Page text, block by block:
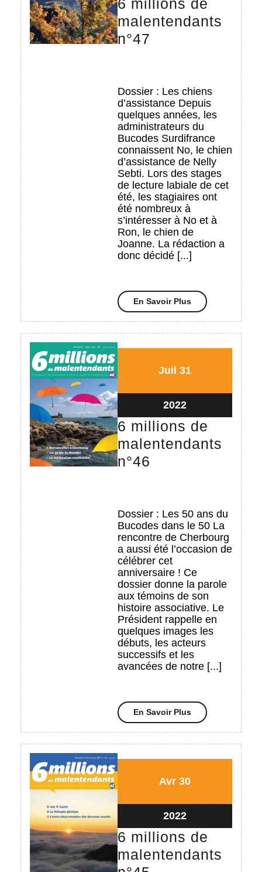
6 millions de
malentendants
n°47
malentendants
n°47
Dossier : Les chiens
d’assistance Depuis
quelques années, les
administrateurs du
Bucodes Surdifrance
connaissent No, le chien
d’assistance de Nelly
Sebti. Lors des stages
de lecture labiale de cet
été, les stagiaires ont
été nombreux à
s’intéresser à No et à
Ron, le chien de
Joanne. La rédaction a
donc décidé [...]
En Savoir PlusEn
Savoir
Juil 31/07/2022
3131/07/2022
202231/07/2022
6 millions de
malentendants
n°46
malentendants
n°46
Dossier : Les 50 ans du
Bucodes dans le 50 La
rencontre de Cherbourg
a aussi été l’occasion de
célébrer cet
anniversaire ! Ce
dossier donne la parole
aux témoins de son
histoire associative. Le
Président rappelle en
quelques images les
débuts, les acteurs
successifs et les
avancées de notre [...]
En Savoir PlusEn
Savoir
Avr30/04/2022
3030/04/2022
202230/04/2022
6 millions de
malentendants